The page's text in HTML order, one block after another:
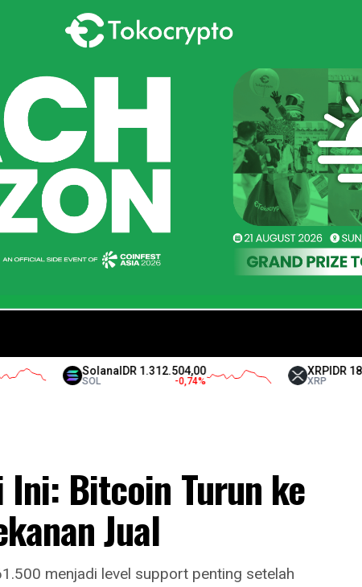
SolanaIDR 1.312.504,00
SOL
XRPIDR 18.698,00
XRP
Ini: Bitcoin Turun ke
Jual
menjadi level support penting setelah